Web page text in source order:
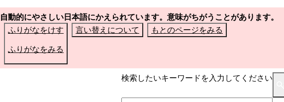
自動的にやさしい日本語にかえられています。意味がちがうことがあります。
ふりがなをけす
ふりがなをみる
言い替えについて もとのページをみる
検索したいキーワードを入力してください